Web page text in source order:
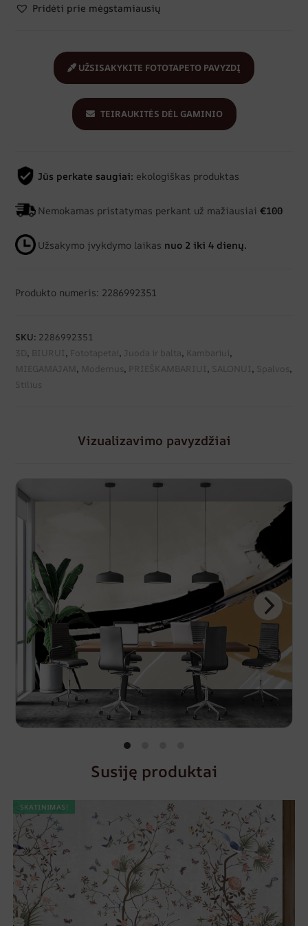
Pridėti prie mėgstamiausių
UŽSISAKYKITE FOTOTAPETO PAVYZDĮ
TEIRAUKITĖS DĖL GAMINIO
Jūs perkate saugiai: ekologiškas produktas
Nemokamas pristatymas perkant už mažiausiai€100
Užsakymo įvykdymo laikas nuo 2 iki 4 dienų.
Produkto numeris: 2286992351
SKU: 2286992351
3D , BIURUI, Fototapetai, Juoda ir balta, Kambariui,
MIEGAMAJAM, Modernus , PRIEŠKAMBARIUI, SALONUI, Spalvos ,
Stilius
Vizualizavimo pavyzdžiai
Susiję produktai
SKATINIMAS!